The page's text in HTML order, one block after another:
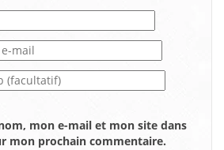
mon e-mail et mon site dans
mon prochain commentaire.